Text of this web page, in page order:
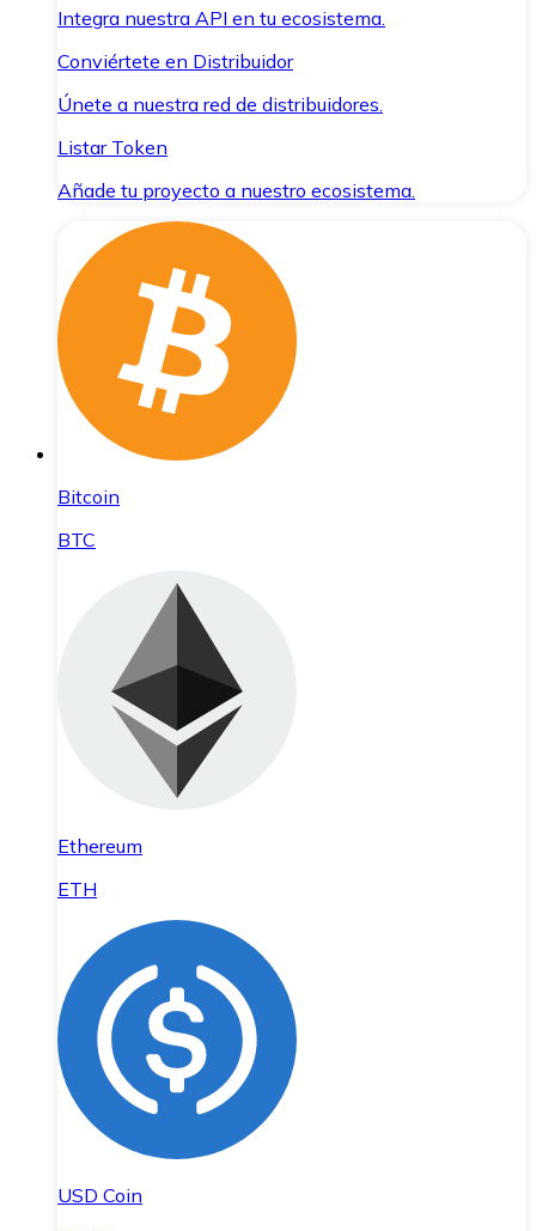
Integra nuestra API en tu ecosistema.
Conviértete en Distribuidor
Únete a nuestra red de distribuidores.
Listar Token
Añade tu proyecto a nuestro ecosistema.
Bitcoin
BTC
Ethereum
ETH
USD Coin